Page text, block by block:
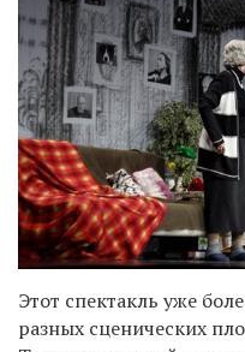
Этот спектакль уже
разных сценических